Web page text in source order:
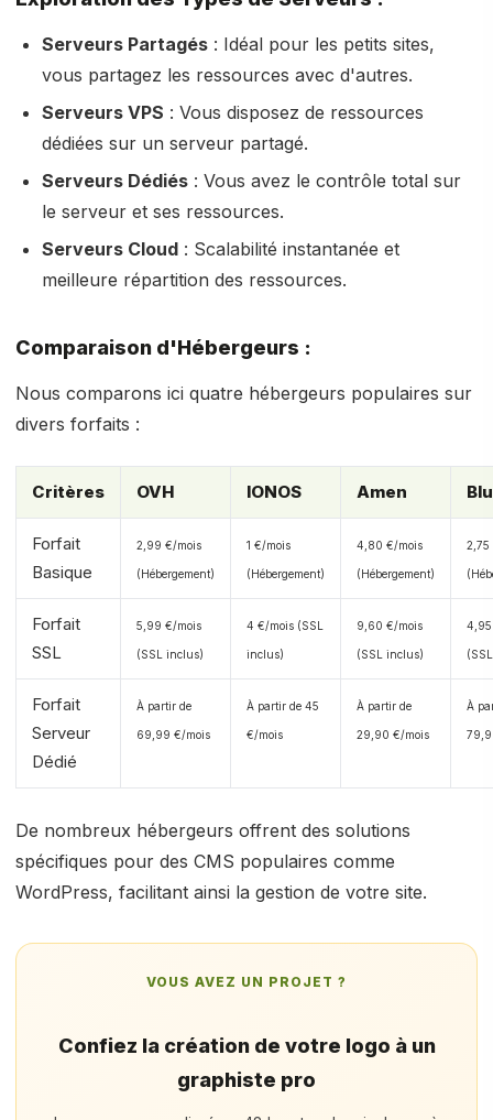
Serveurs Partagés : Idéal pour les petits sites,
vous partagez les ressources avec d'autres.
Serveurs VPS : Vous disposez de ressources
dédiées sur un serveur partagé.
Serveurs Dédiés : Vous avez le contrôle total sur
le serveur et ses ressources.
Serveurs Cloud : Scalabilité instantanée et
meilleure répartition des ressources.
Comparaison d'Hébergeurs :
Nous comparons ici quatre hébergeurs populaires sur
divers forfaits :
Critères OVH IONOS Amen
Forfait
Basique
2,99 €/mois
(Hébergement)
1 €/mois
(Hébergement)
4,80 €/mois
(Hébergement)
2,75
Forfait
SSL
5,99 €/mois
(SSL inclus)
4 €/mois (SSL
inclus)
9,60 €/mois
(SSL inclus)
Forfait
Serveur
Dédié
À partir de
69,99 €/mois
À partir de 45
€/mois
À partir de
29,90 €/mois
À
De nombreux hébergeurs offrent des solutions
spécifiques pour des CMS populaires comme
WordPress, facilitant ainsi la gestion de votre site.
VOUS AVEZ UN PROJET ?
Confiez la création de votre logo à un
graphiste pro